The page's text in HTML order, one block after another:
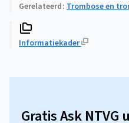
Gerelateerd Trombose en
Informatiekader
Gratis Ask